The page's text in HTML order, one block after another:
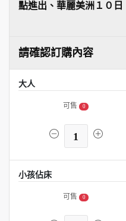
點進出、華麗美洲１０日
請確認訂購內容
大人
可售 0
1
小孩佔床
可售 0